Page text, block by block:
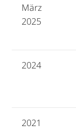
März
2025
2024
2021